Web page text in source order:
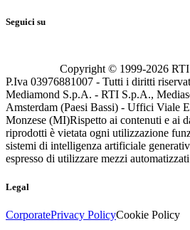
Seguici su
Copyright © 1999-2026
P.Iva 03976881007 - Tutti i diritti
Mediamond S.p.A. - RTI S.p.A.,
Amsterdam (Paesi Bassi) - Uffici Viale
Monzese (MI)Rispetto ai contenuti e ai
riprodotti è vietata ogni utilizzazione
sistemi di intelligenza artificiale
espresso di utilizzare mezzi
Legal
CorporatePrivacy PolicyCookie Policy